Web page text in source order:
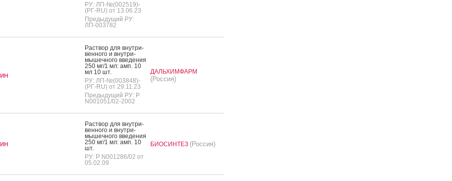
РУ: ЛП-№(002519)-
(РГ-RU) от 13.06.23
Предыдущий РУ:
ЛП-003782
Рас­твор для внут­ри­
вен­но­го и внут­ри­
мышеч­но­го вве­дения
250 мг/1 мл: амп. 10
мл 10 шт.
РУ: ЛП-№(003848)-
(РГ-RU) от 29.11.23
Предыдущий РУ: Р
N001051/02-2002
ДАЛЬХИМФАРМ
(Россия)
Рас­твор для внут­ри­
вен­но­го и внут­ри­
мышеч­но­го вве­дения
250 мг/1 мл: амп. 10
шт.
РУ: Р N001286/02 от
05.02.09
БИОСИНТЕЗ (Россия)